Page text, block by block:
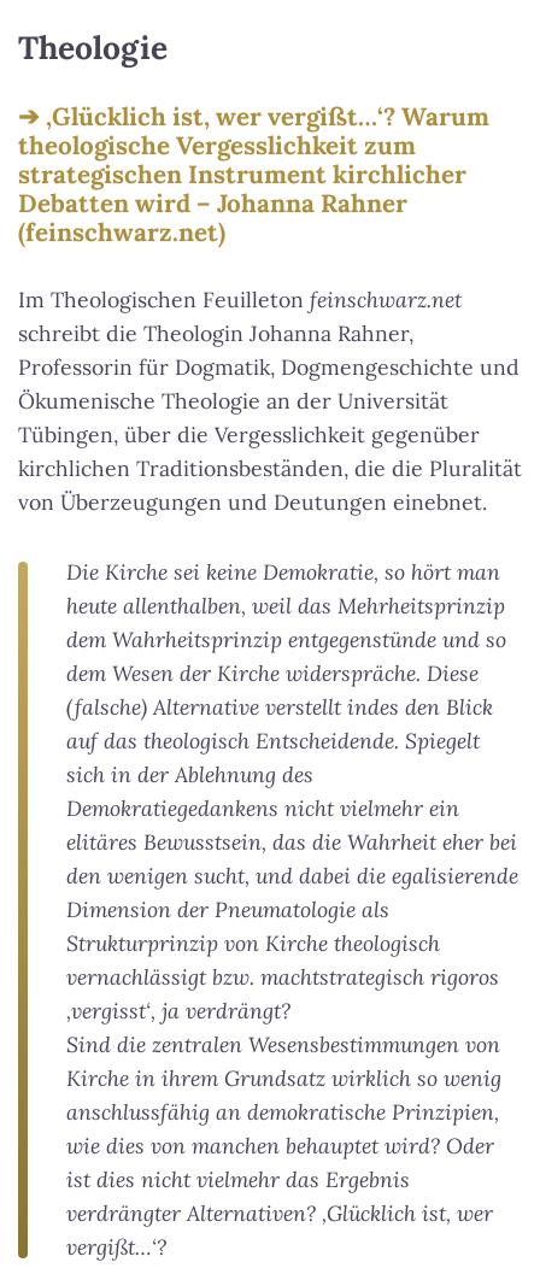
Theologie
‚Glücklich ist, wer vergißt…‘? Warum
theologische Vergesslichkeit zum
strategischen Instrument kirchlicher
Debatten wird – Johanna Rahner
(feinschwarz.net)
Im Theologischen Feuilleton feinschwarz.net
schreibt die Theologin Johanna Rahner,
Professorin für Dogmatik, Dogmengeschichte und
Ökumenische Theologie an der Universität
Tübingen, über die Vergesslichkeit gegenüber
kirchlichen Traditionsbeständen, die die Pluralität
von Überzeugungen und Deutungen einebnet.
Die Kirche sei keine Demokratie, so hört man
heute allenthalben, weil das Mehrheitsprinzip
dem Wahrheitsprinzip entgegenstünde und so
dem Wesen der Kirche widerspräche. Diese
(falsche) Alternative verstellt indes den Blick
auf das theologisch Entscheidende. Spiegelt
sich in der Ablehnung des
Demokratiegedankens nicht vielmehr ein
elitäres Bewusstsein, das die Wahrheit eher bei
den wenigen sucht, und dabei die egalisierende
Dimension der Pneumatologie als
Strukturprinzip von Kirche theologisch
vernachlässigt bzw. machtstrategisch rigoros
‚vergisst‘, ja verdrängt?
Sind die zentralen Wesensbestimmungen von
Kirche in ihrem Grundsatz wirklich so wenig
anschlussfähig an demokratische Prinzipien,
wie dies von manchen behauptet wird? Oder
ist dies nicht vielmehr das Ergebnis
verdrängter Alternativen? ‚Glücklich ist, wer
vergißt…‘?